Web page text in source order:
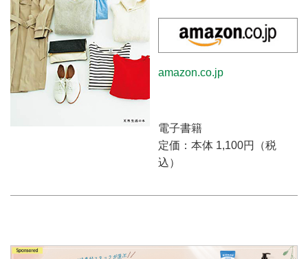
amazon.co.jp
電子書籍
定価：本体 1,100円（税
込）